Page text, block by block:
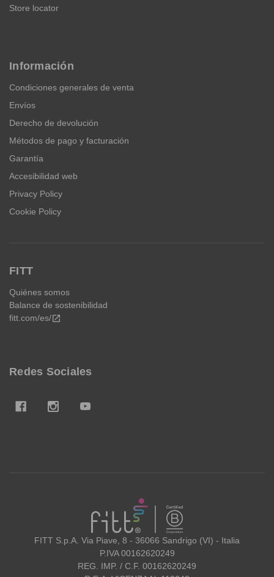
Store locator
Información
Condiciones generales de venta
Envíos
Derecho de devolución
Métodos de pago y facturación
Garantía
Accesibilidad web
Privacy Policy
Cookie Policy
FITT
Quiénes somos
Balance de sostenibilidad
fitt.com/es/open_in_new
Redes Sociales
FITT
FITT S.p.A. Via Piave, 8 - 36066 Sandrigo (VI) - Italia
P.IVA 00162620249
REG. IMP. / C.F. 00162620249